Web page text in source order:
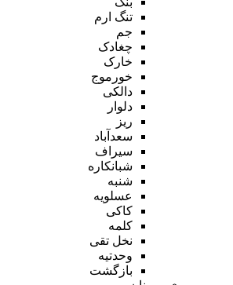
تنگ ارم
جم
چغادک
خارک
خورموج
دالکی
دلوار
ریز
سعدآباد
سیراف
شبانکاره
شنبه
عسلویه
کاکی
کلمه
نخل تقی
وحدتیه
بازگشت